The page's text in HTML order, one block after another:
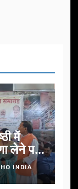
में
लेने पर
INDIA